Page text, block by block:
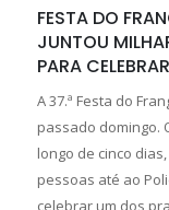
FESTA DO
JUNTOU
PARA
A 37.ª Festa do
passado domingo.
longo de cinco
pessoas até ao
celebrar um dos